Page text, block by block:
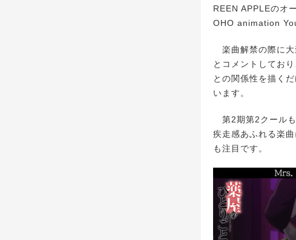
REEN APPLEのオ
OHO animation
楽曲解禁の際に大
とコメントしてお
との関係性を描く
います。
第2期第2クールも
疾走感あふれる楽
も注目です。